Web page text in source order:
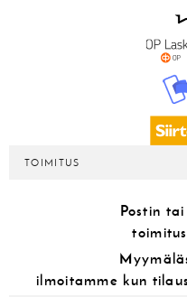
TOIMITUS
Postin
ilmoitamme kun